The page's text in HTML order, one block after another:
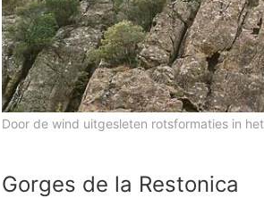
Door de wind uitgesleten rotsformaties in
Gorges de la Restonica